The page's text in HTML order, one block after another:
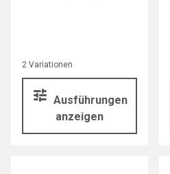
2 Variationen
Ausführungen
anzeigen